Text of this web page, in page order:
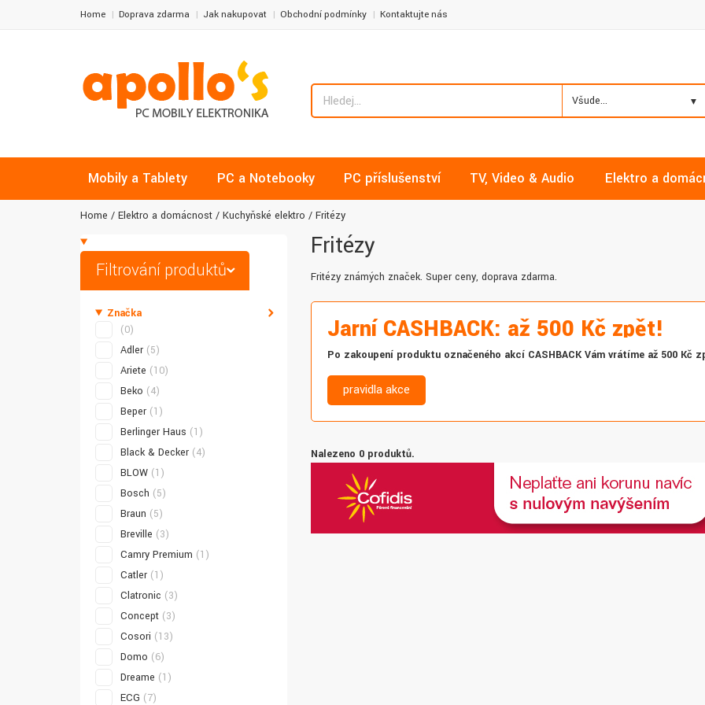
Home Doprava zdarma Jak nakupovat Obchodní podmínky Kontaktujte nás
Všude...
Mobily a Tablety PC a Notebooky PC příslušenství TV, Video & Audio Elektro a
Home Elektro a domácnost Kuchyňské elektro Fritézy
Filtrování produktů
Značka
(0)
Adler (5)
Ariete (10)
Beko (4)
Beper (1)
Berlinger Haus (1)
Black & Decker (4)
BLOW (1)
Bosch (5)
Braun (5)
Breville (3)
Camry Premium (1)
Catler (1)
Clatronic (3)
Concept (3)
Cosori (13)
Domo (6)
Dreame (1)
ECG (7)
Fritézy
Fritézy známých značek. Super ceny, doprava zdarma.
Jarní CASHBACK: až 500 Kč zpět!
Po zakoupení produktu označeného akcí CASHBACK Vám vrátíme až 500 Kč
pravidla akce
Nalezeno 0 produktů.